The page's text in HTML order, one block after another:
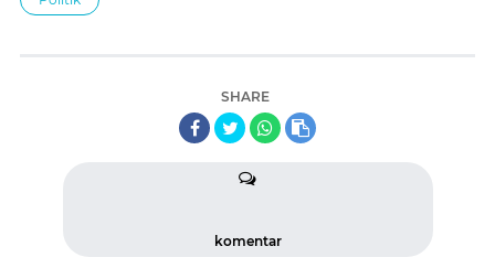
SHARE
komentar